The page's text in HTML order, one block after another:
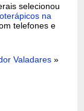
selecionou
na
telefones e
Valadares »